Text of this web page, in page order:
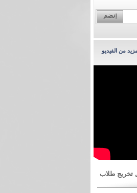
ميقاتي
من الفيديو
تخريج طلاب